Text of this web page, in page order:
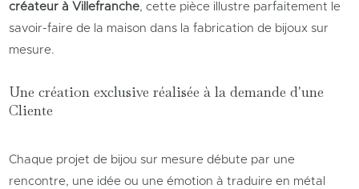
créateur à Villefranche, cette pièce illustre parfaitement le
savoir-faire de la maison dans la fabrication de bijoux sur
mesure.
Une création exclusive réalisée à la demande d'une
Cliente
Chaque projet de bijou sur mesure débute par une
rencontre, une idée ou une émotion à traduire en métal